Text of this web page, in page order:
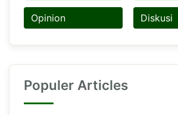
Opinion Diskusi
Populer Articles